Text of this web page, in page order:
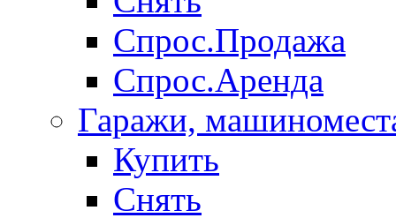
Спрос.Продажа
Спрос.Аренда
Гаражи,
Купить
Снять